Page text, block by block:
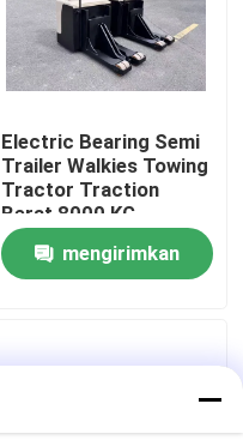
Electric Bearing Semi
Trailer Walkies Towing
Tractor Traction
Berat 8000 KG
Kapasitas baterai 24 V
320 AHmengirimkan